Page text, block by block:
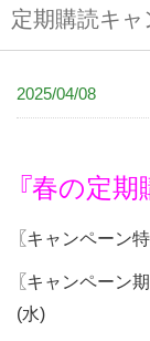
コ
ン
定期購読キ
2025/04/08
『春の定期
〖キャンペーン
〖キャンペーン
(水)